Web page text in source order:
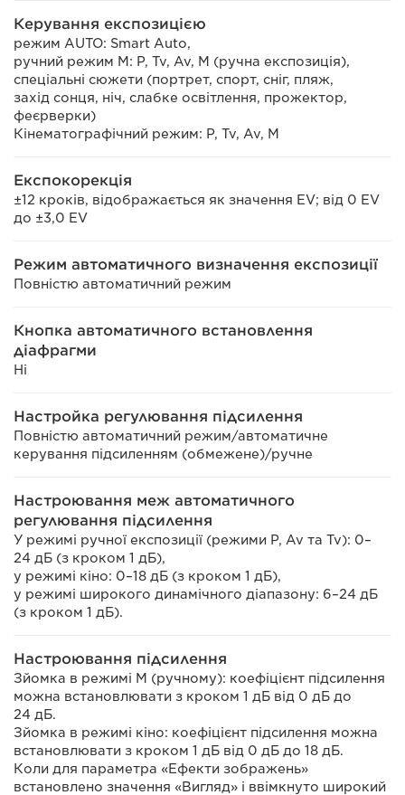
Керування експозицією
режим AUTO: Smart Auto,
ручний режим M: P, Tv, Av, M (ручна експозиція),
спеціальні сюжети (портрет, спорт, сніг, пляж,
захід сонця, ніч, слабке освітлення, прожектор,
феєрверки)
Кінематографічний режим: P, Tv, Av, M
Експокорекція
±12 кроків, відображається як значення EV; від 0 EV
до ±3,0 EV
Режим автоматичного визначення експозиції
Повністю автоматичний режим
Кнопка автоматичного встановлення
діафрагми
Ні
Настройка регулювання підсилення
Повністю автоматичний режим/автоматичне
керування підсиленням (обмежене)/ручне
Настроювання меж автоматичного
регулювання підсилення
У режимі ручної експозиції (режими P, Av та Tv): 0–
24 дБ (з кроком 1 дБ),
у режимі кіно: 0–18 дБ (з кроком 1 дБ),
у режимі широкого динамічного діапазону: 6–24 дБ
(з кроком 1 дБ).
Настроювання підсилення
Зйомка в режимі M (ручному): коефіцієнт підсилення
можна встановлювати з кроком 1 дБ від 0 дБ до
24 дБ.
Зйомка в режимі кіно: коефіцієнт підсилення можна
встановлювати з кроком 1 дБ від 0 дБ до 18 дБ.
Коли для параметра «Ефекти зображень»
встановлено значення «Вигляд» і ввімкнуто широкий